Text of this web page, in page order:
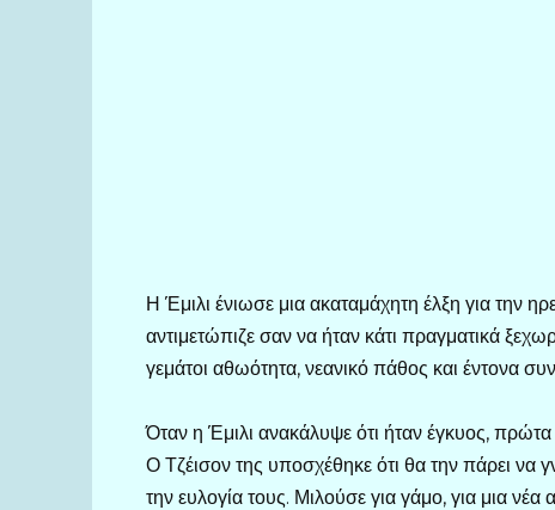
Η Έμιλι ένιωσε μια ακαταμάχητη έλξη για την
αντιμετώπιζε σαν να ήταν κάτι πραγματικά
γεμάτοι αθωότητα, νεανικό πάθος και έντονα
Όταν η Έμιλι ανακάλυψε ότι ήταν έγκυος,
Ο Τζέισον της υποσχέθηκε ότι θα την πάρει να
την ευλογία τους. Μιλούσε για γάμο, για μια νέα